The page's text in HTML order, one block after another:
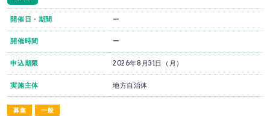
募集 一般
開催日・期間 ー
開催時間 ー
申込期限 2026年8月31日（月）
実施主体 地方自治体